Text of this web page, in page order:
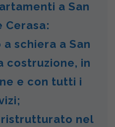
a San
Cerasa:
schiera a San
costruzione, in
e con tutti i
ristrutturato nel